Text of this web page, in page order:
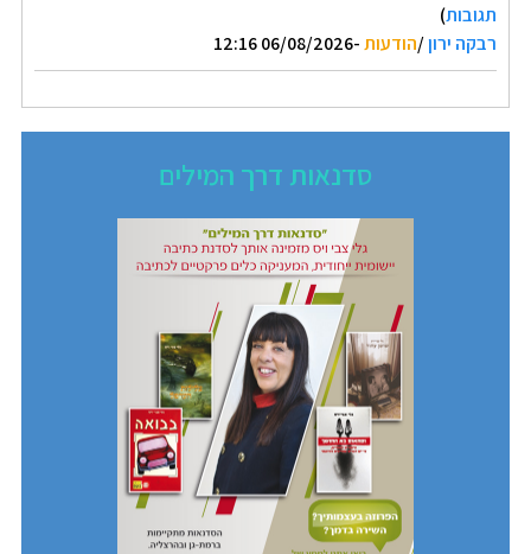
תגובות)
רבקה ירון/הודעות-06/08/2026 12:16
סדנאות דרך המילים